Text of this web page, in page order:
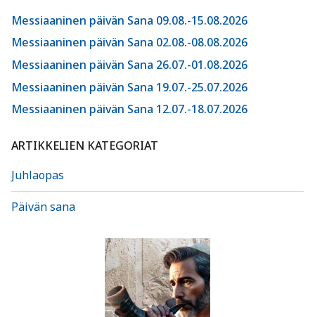
Messiaaninen päivän Sana 09.08.-15.08.2026
Messiaaninen päivän Sana 02.08.-08.08.2026
Messiaaninen päivän Sana 26.07.-01.08.2026
Messiaaninen päivän Sana 19.07.-25.07.2026
Messiaaninen päivän Sana 12.07.-18.07.2026
ARTIKKELIEN KATEGORIAT
Juhlaopas
Päivän sana